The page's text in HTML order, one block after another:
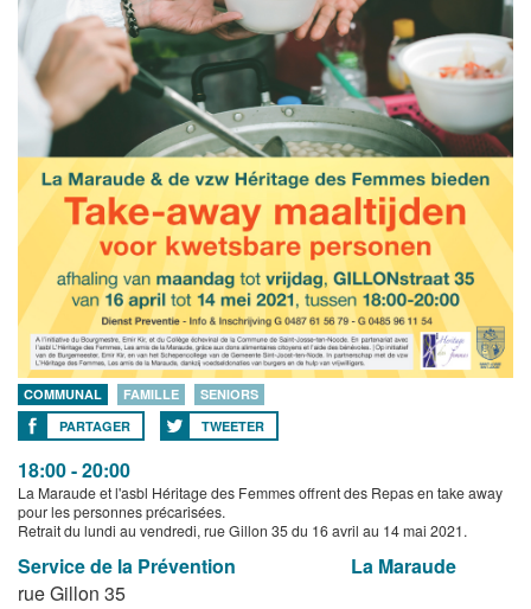
COMMUNAL FAMILLE
SENIORS
PARTAGER
TWEETER
18:00 - 20:00
La Maraude et l'asbl Héritage des Femmes offrent des Repas en take away
pour les personnes précarisées.
Retrait du lundi au vendredi, rue Gillon 35 du 16 avril au 14 mai 2021.
Service de la Prévention
La Maraude
rue Gillon 35